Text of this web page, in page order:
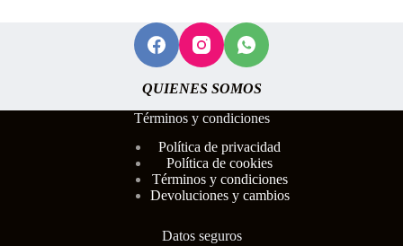
QUIENES SOMOS
Términos y condiciones
Política de privacidad
Política de cookies
Términos y condiciones
Devoluciones y cambios
Datos seguros